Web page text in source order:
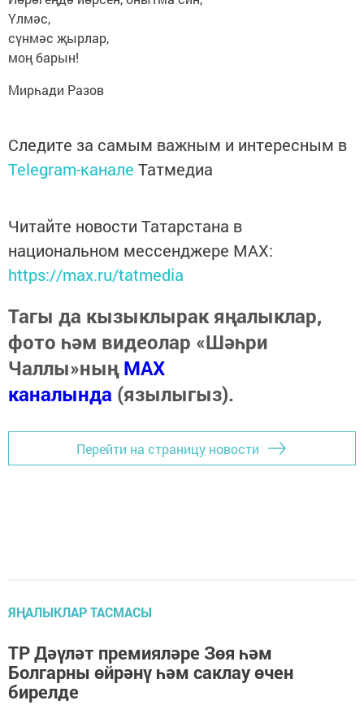
Үлмәс,
сүнмәс җырлар,
моң барын!
Мирһади Разов
Следите за самым важным и интересным в
Telegram-канале Татмедиа
Читайте новости Татарстана в
национальном мессенджере MАХ:
https://max.ru/tatmedia
Тагы да кызыклырак яңалыклар,
фото һәм видеолар «Шәһри
Чаллы»ныңMAX
каналында (язылыгыз).
Перейти на страницу новости
ЯҢАЛЫКЛАР ТАСМАСЫ
ТР Дәүләт премияләре Зөя һәм
Болгарны өйрәнү һәм саклау өчен
бирелде